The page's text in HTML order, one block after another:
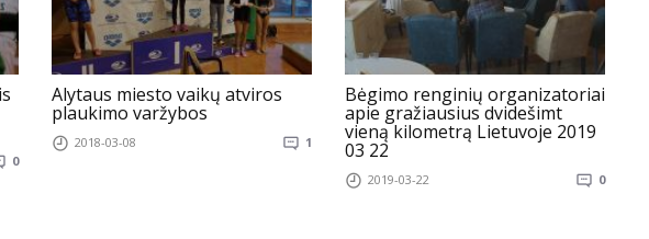
0
Alytaus miesto vaikų atviros
plaukimo varžybos
2018-03-08 1
Bėgimo renginių organizatoriai
apie gražiausius dvidešimt
vieną kilometrą Lietuvoje 2019
03 22
2019-03-22 0